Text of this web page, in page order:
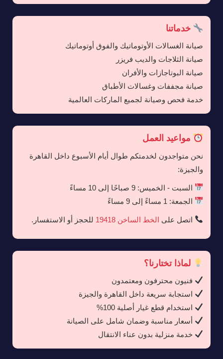
خدماتنا
صيانة الغسالات الأوتوماتيك والفوق أوتوماتيك
صيانة الثلاجات والديب فريزر
صيانة البوتاجازات والأفران
صيانة مجففات وغسالات الأطباق
خدمة فحص وصيانة لجميع الماركات العالمية
مواعيد العمل
نحن متواجدون لخدمتكم طوال أيام الأسبوع داخل القاهرة
والجيزة:
السبت - الخميس: 9 صباحًا إلى 10 مساءً
الجمعة: 1 مساءً إلى 9 مساءً
اتصل على الخط الساخن 19418 للحجز أو الاستفسار.
لماذا تختارنا؟
فنيون محترفون ومعتمدون
استجابة سريعة داخل القاهرة والجيزة
استخدام قطع غيار أصلية 100%
أسعار مناسبة وضمان شامل على الصيانة
خدمة منزلية بدون عناء الانتقال